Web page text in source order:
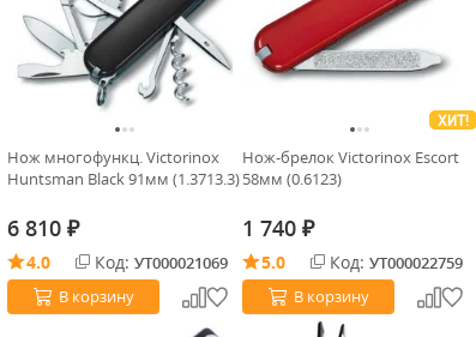
Нож многофункц. Victorinox
Huntsman Black 91мм (1.3713.3)
6 810 ₽
4.0 Код: УТ000021069
В корзину
ХИТ!
Нож-брелок Victorinox Escort
58мм (0.6123)
1 740 ₽
5.0 Код: УТ000022759
В корзину